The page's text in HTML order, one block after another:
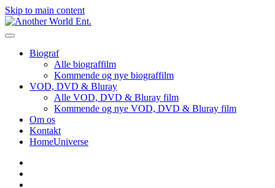
Skip to main content
Biograf
Alle biograffilm
Kommende og nye biograffilm
VOD, DVD & Bluray
Alle VOD, DVD & Bluray film
Kommende og nye VOD, DVD & Bluray film
Om os
Kontakt
HomeUniverse